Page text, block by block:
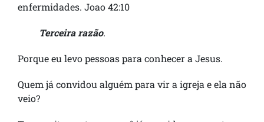
enfermidades. Joao 42:10
Terceira razão.
Porque eu levo pessoas para conhecer a Jesus.
Quem já convidou alguém para vir a igreja e ela não
veio?